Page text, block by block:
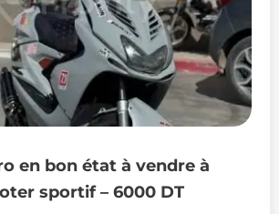
en bon état à vendre à
sportif – 6000 DT